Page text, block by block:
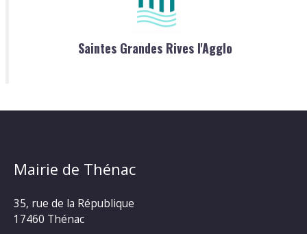
Saintes Grandes Rives l'Agglo
Mairie de Thénac
35, rue de la République
17460 Thénac